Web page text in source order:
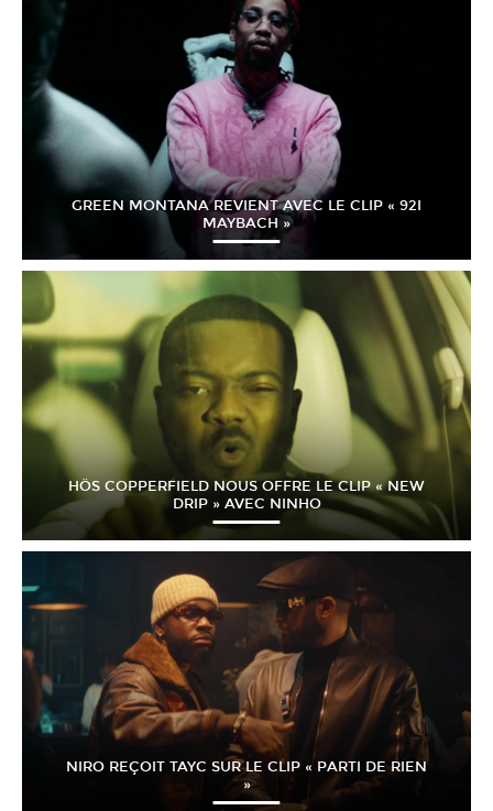
GREEN MONTANA REVIENT AVEC LE CLIP « 92I
MAYBACH »
HÖS COPPERFIELD NOUS OFFRE LE CLIP « NEW
DRIP » AVEC NINHO
NIRO REÇOIT TAYC SUR LE CLIP « PARTI DE RIEN
»